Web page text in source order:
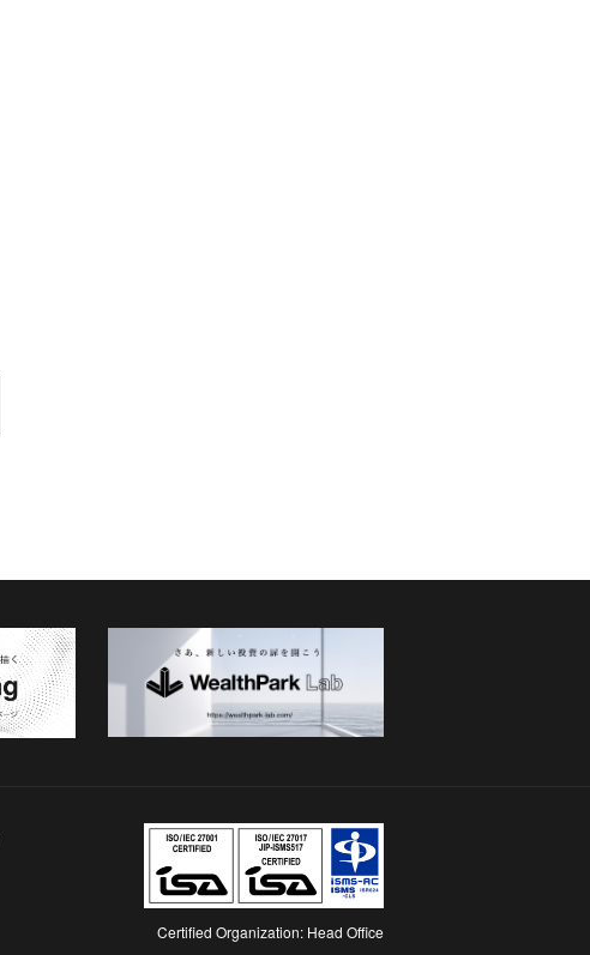
Certified Organization: Head Office